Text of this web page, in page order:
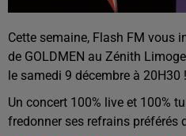
Cette semaine, Flash FM vous
de GOLDMEN au Zénith
le samedi 9 décembre à 20H30 !
Un concert 100% live et 100%
fredonner ses refrains préférés